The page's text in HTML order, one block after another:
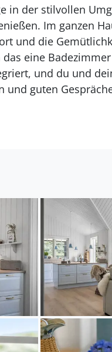
in der stilvollen
Im ganzen
und die
eine
und du und
und guten
schönen
zu
und auch von
dass ihr nach
Aktivitäten des
im Freien zu
des Abends in